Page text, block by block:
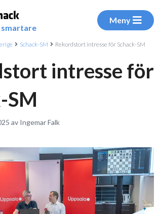
smartare
Meny
Schack-SM Rekordstort intresse för Schack-SM
intresse för
SM
av Ingemar Falk